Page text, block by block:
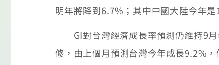
明年將降到6.7%；其中中國大陸今年
GI對台灣經濟成長率預測仍維持9月
修，由上個月預測台灣今年成長9.2%